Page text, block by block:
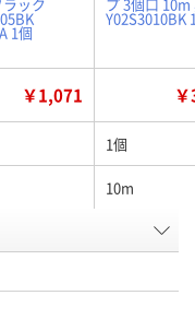
1個
Y02S3010BK
￥1,071
1個
10m